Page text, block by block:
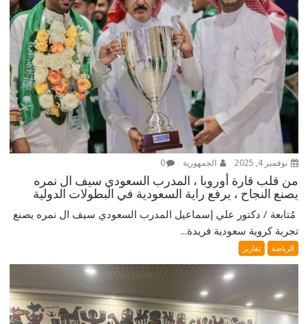
نوفمبر 4, 2025 الجمهورية 0
من قلب قارة أوروبا ، المدرب السعودي سيف ال نمره
يصنع النجاح ، يرفع راية السعودية في البطولات الدولية
‎ مُتابعة / دكتور علي إسماعيل ‎المدرب السعودي سيف ال نمره يصنع
تجربة كروية سعودية فريدة...
الرياضة تقارير